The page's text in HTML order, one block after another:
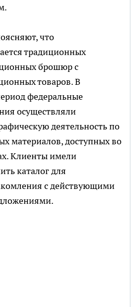
что
традиционных
брошюр с
товаров. В
федеральные
осуществляли
деятельность по
материалов, доступных во
Клиенты имели
каталог для
с действующими